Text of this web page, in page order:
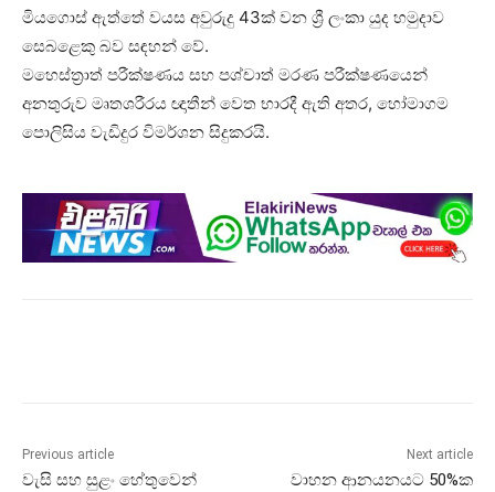
මියගොස් ඇත්තේ වයස අවුරුදු 43ක් වන ශ්‍රී ලංකා යුද හමුදාව
සෙබළෙකු බව සඳහන් වේ.
මහෙස්ත්‍රාත් පරීක්ෂණය සහ පශ්චාත් මරණ පරීක්ෂණයෙන්
අනතුරුව මෘතශරීරය ඥාතීන් වෙත භාරදී ඇති අතර, හෝමාගම
පොලිසිය වැඩිදුර විමර්ශන සිදුකරයි.
Previous article
වැසි සහ සුළං හේතුවෙන්
Next article
වාහන ආනයනයට 50%ක